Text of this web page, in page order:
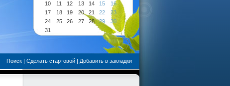
10
11 12 13 14 15
16
17
18 19 20 21 22
23
24
25 26 27 28 29
30
31
Поиск | Сделать стартовой | Добавить в закладки